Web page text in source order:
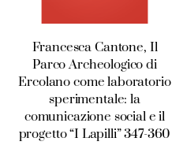
Francesca Cantone, Il
Parco Archeologico di
Ercolano come laboratorio
sperimentale: la
comunicazione social e il
progetto “I Lapilli” 347-360